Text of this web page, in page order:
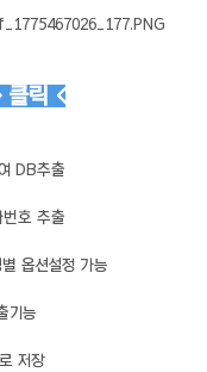
클릭 <
DB추출
번호 추출
옵션설정 가능
기능
저장